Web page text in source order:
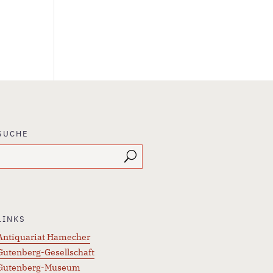
Hamecher
Gesellschaft
Museum